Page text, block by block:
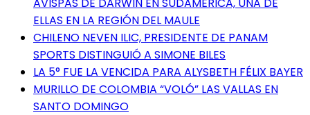
ELLAS EN LA REGIÓN DEL MAULE
CHILENO NEVEN ILIC, PRESIDENTE DE PANAM
SPORTS DISTINGUIÓ A SIMONE BILES
LA 5° FUE LA VENCIDA PARA ALYSBETH FÉLIX BAYER
MURILLO DE COLOMBIA “VOLÓ” LAS VALLAS EN
SANTO DOMINGO